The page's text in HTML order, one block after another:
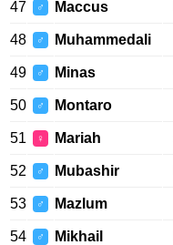
47 ♂ Maccus
48 ♂ Muhammedali
49 ♂ Minas
50 ♂ Montaro
51 ♀ Mariah
52 ♂ Mubashir
53 ♂ Mazlum
54 ♂ Mikhail